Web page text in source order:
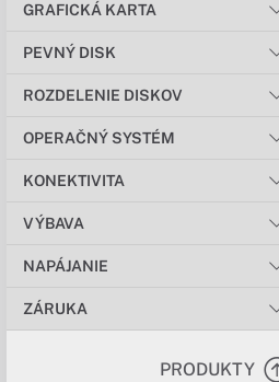
GRAFICKÁ KARTA
PEVNÝ DISK
ROZDELENIE DISKOV
OPERAČNÝ SYSTÉM
KONEKTIVITA
VÝBAVA
NAPÁJANIE
ZÁRUKA
PRODUKTY